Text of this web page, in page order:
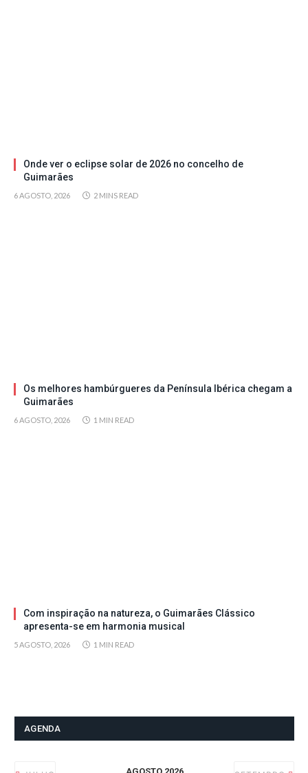
Onde ver o eclipse solar de 2026 no concelho de
Guimarães
6 AGOSTO, 2026 2 MINS READ
Os melhores hambúrgueres da Península Ibérica chegam a
Guimarães
6 AGOSTO, 2026 1 MIN READ
Com inspiração na natureza, o Guimarães Clássico
apresenta-se em harmonia musical
5 AGOSTO, 2026 1 MIN READ
AGENDA